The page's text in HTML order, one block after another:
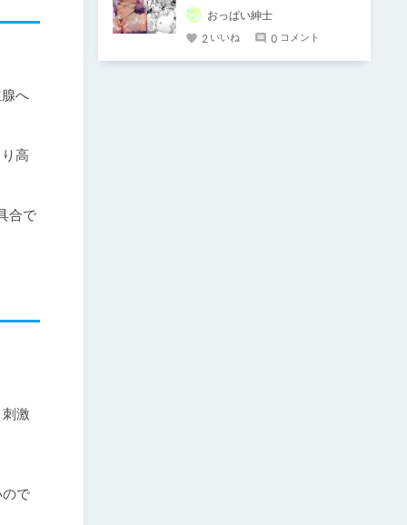
へ
高
合で
激
で
おっぱい紳士
2 いいね 0 コメント